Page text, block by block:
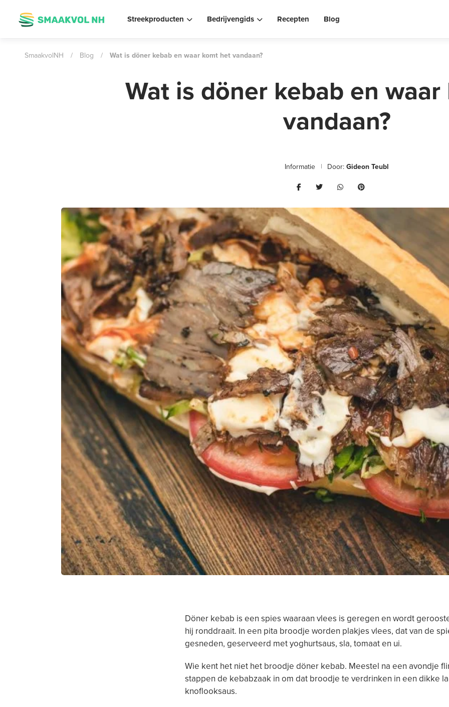
Streekproducten Bedrijvengids Recepten Blog
SmaakvolNH / Blog / Wat is döner kebab en waar komt het vandaan?
Wat is döner kebab en
vandaan?
Informatie Door:Gideon Teubl
Döner kebab is een spies waaraan vlees is geregen en wordt
hij ronddraait. In een pita broodje worden plakjes vlees, dat van de
gesneden, geserveerd met yoghurtsaus, sla, tomaat en ui.
Wie kent het niet het broodje döner kebab. Meestel na een avondje
stappen de kebabzaak in om dat broodje te verdrinken in een dikke
knoflooksaus.